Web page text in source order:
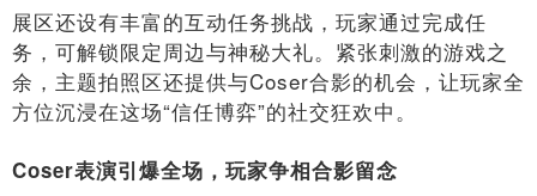
展区还设有丰富的互动任务挑战，玩家通过完成任
务，可解锁限定周边与神秘大礼。紧张刺激的游戏之
余，主题拍照区还提供与Coser合影的机会，让玩家全
方位沉浸在这场“信任博弈”的社交狂欢中。
Coser表演引爆全场，玩家争相合影留念